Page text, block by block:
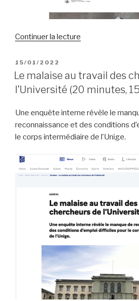
Continuer la lecture
de
l’Université
Genève
confirme
la
des
chercheurs
Genève,
17.1.2022) »
PUBLIÉ
LE
15/01/2022
Le malaise au travail des
l’Université (20 minutes,
Une enquête interne révèle le
reconnaissance et des conditions
le corps intermédiaire de l’Unige.